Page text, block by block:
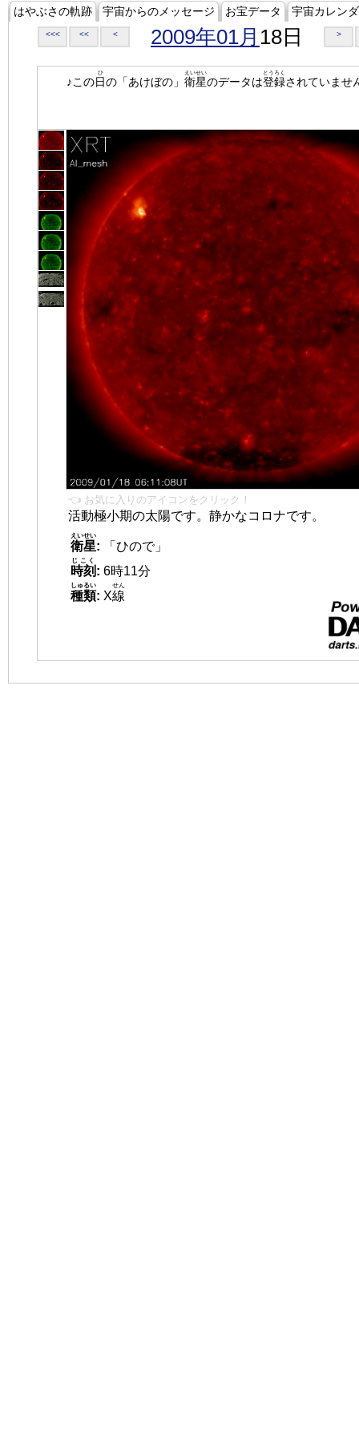
はやぶさの軌跡 宇宙からのメッセージ お宝データ 宇宙カレン
<<< << < 2009年01月 18日 >
♪この日
ひ
の「あけぼの」 衛星
えいせい
のデータは登録
とうろく
されていませ
👈 お気に入りのアイコンをクリック！
活動極小期の太陽です。静かなコロナです。
衛星
えいせい
:
「ひので」
時刻
じこく
: 6時11分
種類
しゅるい
: X線
せん